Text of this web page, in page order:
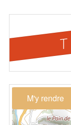
M'y rendre